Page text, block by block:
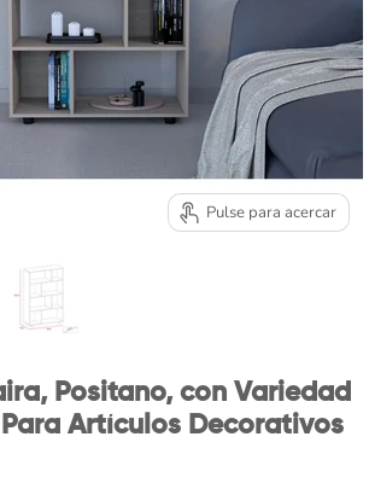
Pulse para acercar
Positano, con Variedad
Artículos Decorativos